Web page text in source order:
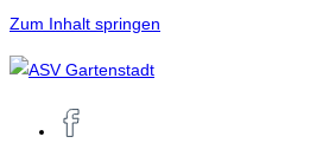
Zum Inhalt springen